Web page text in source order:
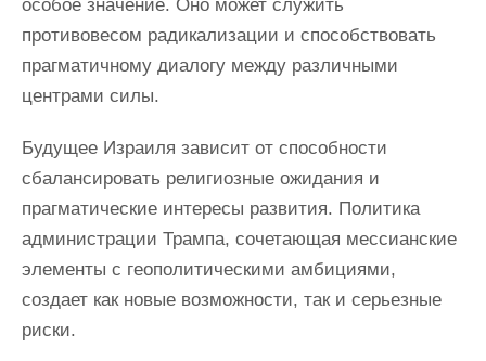
особое значение. Оно может служить
противовесом радикализации и способствовать
прагматичному диалогу между различными
центрами силы.
Будущее Израиля зависит от способности
сбалансировать религиозные ожидания и
прагматические интересы развития. Политика
администрации Трампа, сочетающая мессианские
элементы с геополитическими амбициями,
создает как новые возможности, так и серьезные
риски.